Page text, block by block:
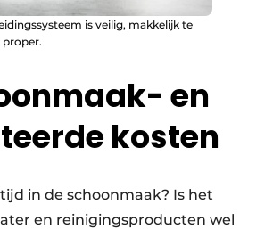
is veilig, makkelijk te
proper.
en
kosten
in de schoonmaak? Is het
en reinigingsproducten wel